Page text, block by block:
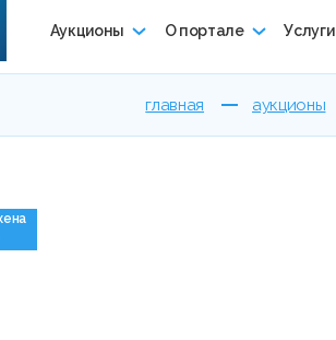
Аукционы О портале Услуги
главная аукционы